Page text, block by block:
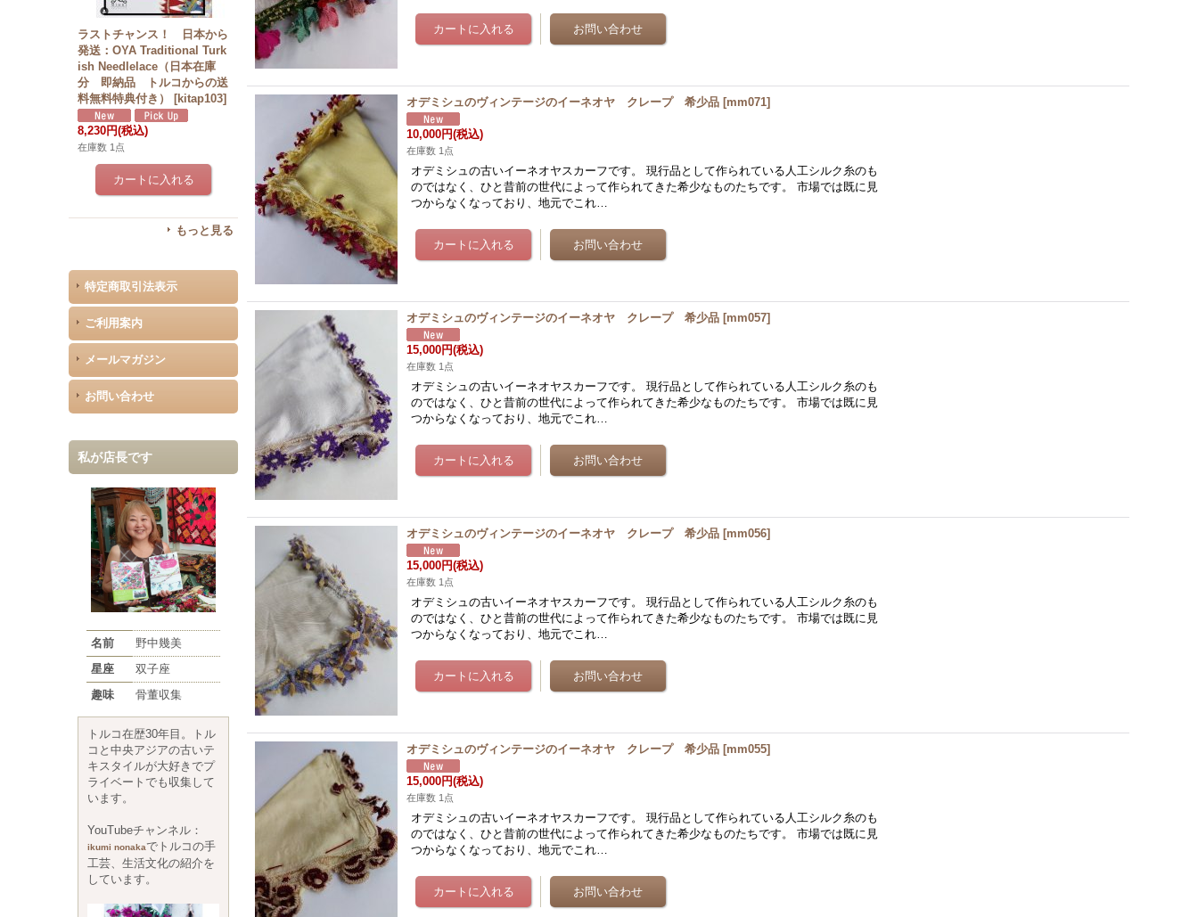
ラストチャンス！ 日本から
発送：OYA Traditional Turk
ish Needlelace（日本在庫
分 即納品 トルコからの送
料無料特典付き）
[kitap103]
8,230円(税込)
在庫数 1点
もっと見る
特定商取引法表示
ご利用案内
メールマガジン
お問い合わせ
私が店長です
名前
野中幾美
星座
双子座
趣味
骨董収集
トルコ在歴30年目。トル
コと中央アジアの古いテ
キスタイルが大好きでプ
ライベートでも収集して
います。
YouTubeチャンネル：
ikumi nonakaでトルコの手
工芸、生活文化の紹介を
しています。
オデミシュのヴィンテージのイーネオヤ クレープ 希少品 [mm071]
10,000円(税込)
在庫数 1点
オデミシュの古いイーネオヤスカーフです。 現行品として作られている人工シルク糸のも
のではなく、ひと昔前の世代によって作られてきた希少なものたちです。 市場では既に見
つからなくなっており、地元でこれ…
オデミシュのヴィンテージのイーネオヤ クレープ 希少品 [mm057]
15,000円(税込)
在庫数 1点
オデミシュの古いイーネオヤスカーフです。 現行品として作られている人工シルク糸のも
のではなく、ひと昔前の世代によって作られてきた希少なものたちです。 市場では既に見
つからなくなっており、地元でこれ…
オデミシュのヴィンテージのイーネオヤ クレープ 希少品 [mm056]
15,000円(税込)
在庫数 1点
オデミシュの古いイーネオヤスカーフです。 現行品として作られている人工シルク糸のも
のではなく、ひと昔前の世代によって作られてきた希少なものたちです。 市場では既に見
つからなくなっており、地元でこれ…
オデミシュのヴィンテージのイーネオヤ クレープ 希少品 [mm055]
15,000円(税込)
在庫数 1点
オデミシュの古いイーネオヤスカーフです。 現行品として作られている人工シルク糸のも
のではなく、ひと昔前の世代によって作られてきた希少なものたちです。 市場では既に見
つからなくなっており、地元でこれ…